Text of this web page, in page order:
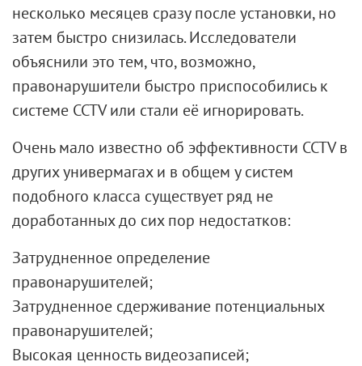
несколько месяцев сразу после установки, но
затем быстро снизилась. Исследователи
объяснили это тем, что, возможно,
правонарушители быстро приспособились к
системе CCTV или стали её игнорировать.
Очень мало известно об эффективности CCTV в
других универмагах и в общем у систем
подобного класса существует ряд не
доработанных до сих пор недостатков:
Затрудненное определение
правонарушителей;
Затрудненное сдерживание потенциальных
правонарушителей;
Высокая ценность видеозаписей;